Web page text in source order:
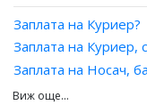
Заплата на Куриер?
Заплата на Куриер,
Заплата на Носач,
Заплата на Общ